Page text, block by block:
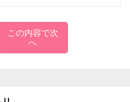
この内容で次
へ